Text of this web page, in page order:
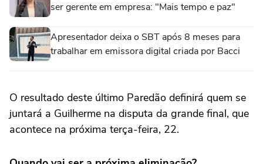
ser gerente em empresa: "Mais tempo e paz"
Apresentador deixa o SBT após 8 meses para
trabalhar em emissora digital criada por Bacci
O resultado deste último Paredão definirá quem se
juntará a Guilherme na disputa da grande final, que
acontece na próxima terça-feira, 22.